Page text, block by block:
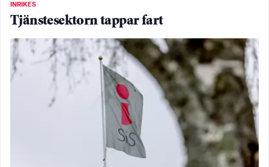
INRIKES
Tjänstesektorn tappar fart